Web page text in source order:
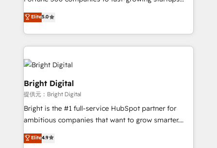
Growth-Driven Design Agency of the Year 🏆2016
Sales Enablement HubSpot Impact Award 🏆2015
HubSpot COS Performance Award 🏆2014 HubSpot
Provider of the Year 🏆2011 Became a HubSpot
Partner 📆Founded in 1997
and nonprofits — to streamline operations, scale
revenue, and unlock the full potential of HubSpot.
With deep technical and industry expertise, we fuse
automation, integration, and AI innovation to deliver
lasting impact. We specialize in: • Turnkey and end-
to-end HubSpot implementations • Onboarding for
Sales, Service, Marketing & Content Hubs • AI voice
and chat agents, predictive automation, and smart
workflows • Salesforce + HubSpot integration •
RevOps and AI-driven sales enablement • Website
design and CMS development • ERP integration: SAP,
NetSuite, Microsoft Dynamics, … • Data cleansing
Elite5.0
Bright Digital
提供元：Bright Digital
Bright is the #1 full-service HubSpot partner for
ambitious companies that want to grow smarter.
From HubSpot onboarding, to training, from
developing a new website to lead generation and
Elite4.9